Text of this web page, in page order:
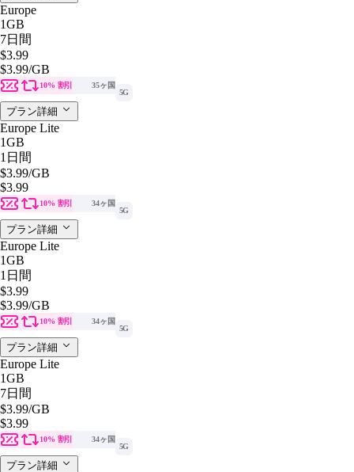
Europe
1GB
7日間
$3.99
$3.99/GB
10% 割引
35ヶ国
5G
プラン詳細
Europe Lite
1GB
1日間
$3.99/GB
$3.99
10% 割引
34ヶ国
5G
プラン詳細
Europe Lite
1GB
1日間
$3.99
$3.99/GB
10% 割引
34ヶ国
5G
プラン詳細
Europe Lite
1GB
7日間
$3.99/GB
$3.99
10% 割引
34ヶ国
5G
プラン詳細